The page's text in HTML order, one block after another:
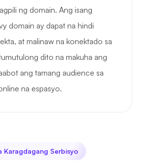
ng domain. Ang isang
domain ay dapat na hindi
at malinaw na konektado sa
dito na makuha ang
ang tamang audience sa
na espasyo.
Karagdagang Serbisyo